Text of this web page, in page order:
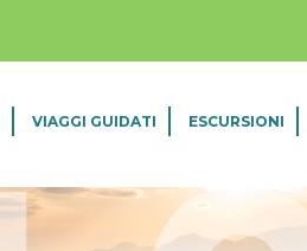
VIAGGI GUIDATI ESCURSIONI